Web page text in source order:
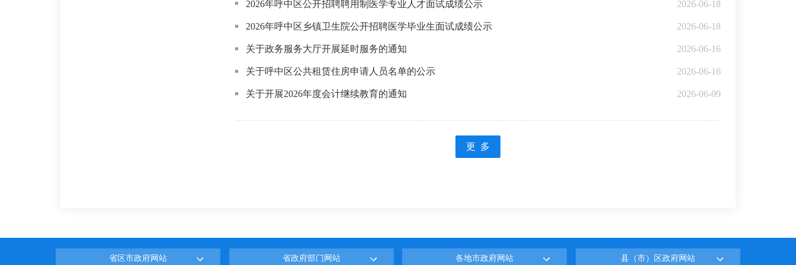
2026年呼中区公开招聘聘用制医学专业人才面试成绩公示 2026-06-18
2026年呼中区乡镇卫生院公开招聘医学毕业生面试成绩公示 2026-06-18
关于政务服务大厅开展延时服务的通知 2026-06-16
关于呼中区公共租赁住房申请人员名单的公示 2026-06-16
关于开展2026年度会计继续教育的通知 2026-06-09
更 多
省区市政府网站 省政府部门网站 各地市政府网站 县（市）区政府网站